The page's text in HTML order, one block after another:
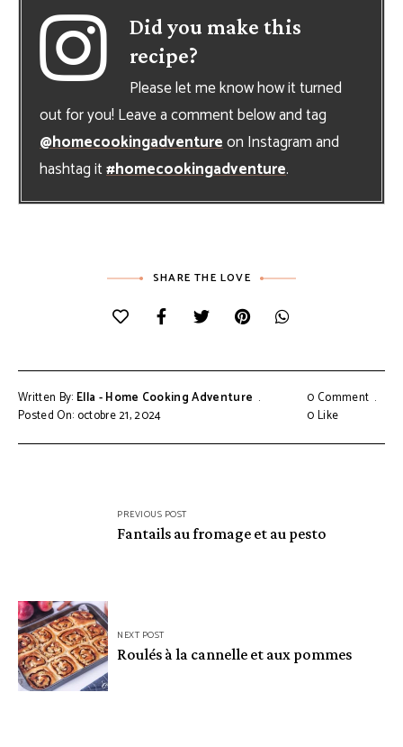
Did you make this
recipe?
Please let me know how it turned
out for you! Leave a comment below and tag
@homecookingadventureon Instagram and
hashtag it#homecookingadventure.
SHARE THE LOVE
Written By: Ella - Home Cooking Adventure
Posted On: octobre 21, 2024
0 Comment
0Like
PREVIOUS POST
Fantails au fromage et au pesto
NEXT POST
Roulés à la cannelle et aux pommes